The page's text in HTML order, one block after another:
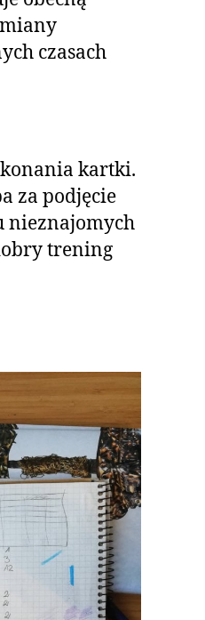
czasach
kartki.
za podjęcie
nieznajomych
trening